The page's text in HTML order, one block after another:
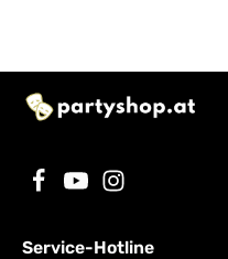
Service-Hotline